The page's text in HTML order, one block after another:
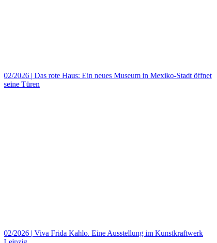
02/2026 | Das rote Haus: Ein neues Museum in Mexiko‑Stadt öffnet
seine Türen
02/2026 | Viva Frida Kahlo. Eine Ausstellung im Kunstkraftwerk